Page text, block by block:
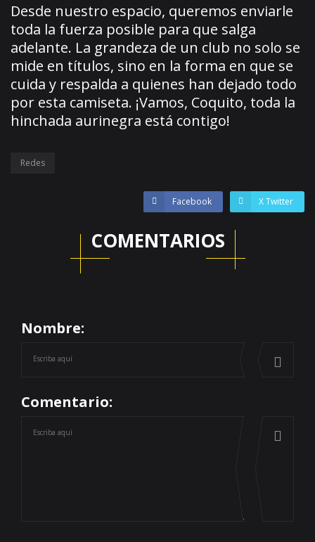
Desde nuestro espacio, queremos enviarle
toda la fuerza posible para que salga
adelante. La grandeza de un club no solo se
mide en títulos, sino en la forma en que se
cuida y respalda a quienes han dejado todo
por esta camiseta. ¡Vamos, Coquito, toda la
hinchada aurinegra está contigo!
Redes
Facebook X Twitter
COMENTARIOS
Nombre:
Comentario: